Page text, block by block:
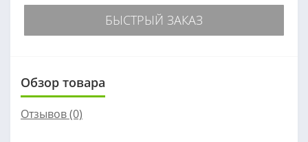
БЫСТРЫЙ ЗАКАЗ
Обзор товара
Отзывов (0)